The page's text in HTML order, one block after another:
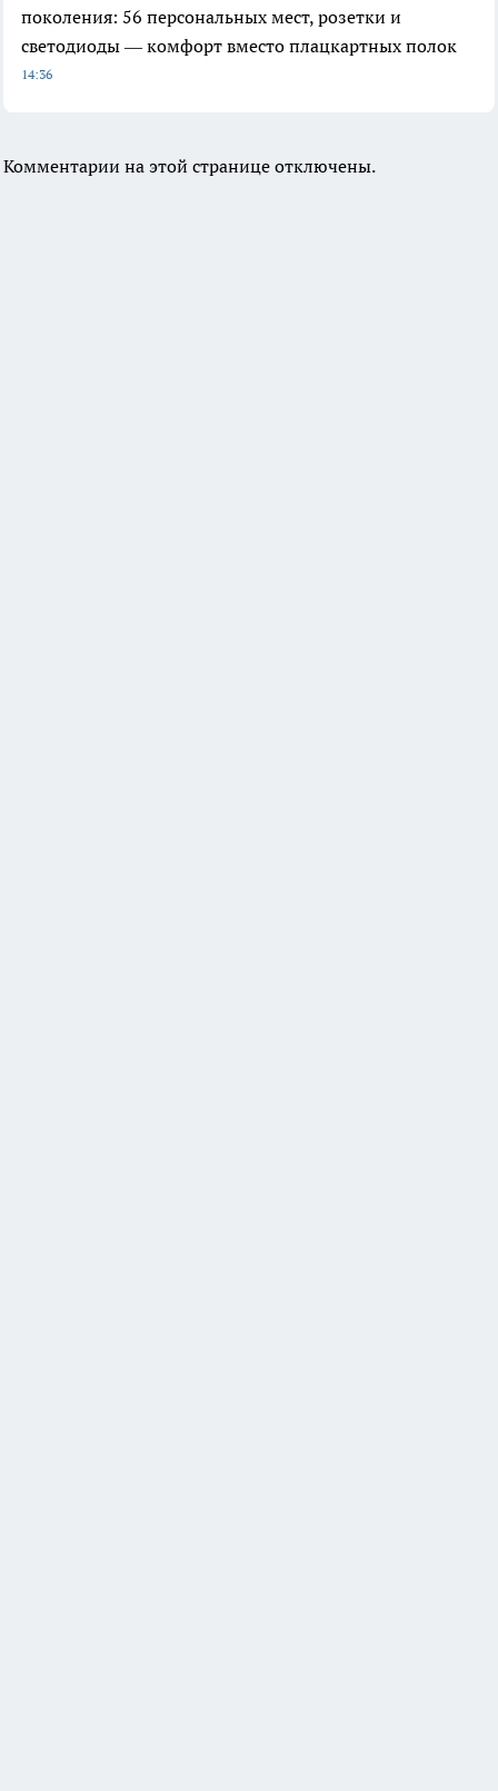
поколения: 56 персональных мест, розетки и
светодиоды — комфорт вместо плацкартных полок
14:36
Комментарии на этой странице отключены.